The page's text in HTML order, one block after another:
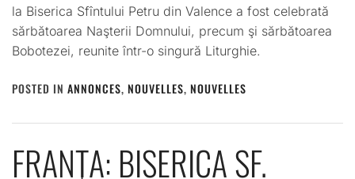
la Biserica Sfîntului Petru din Valence a fost celebrată
sărbătoarea Naşterii Domnului, precum şi sărbătoarea
Bobotezei, reunite într-o singură Liturghie.
POSTED IN ANNONCES, NOUVELLES, NOUVELLES
FRANŢA: BISERICA SF.